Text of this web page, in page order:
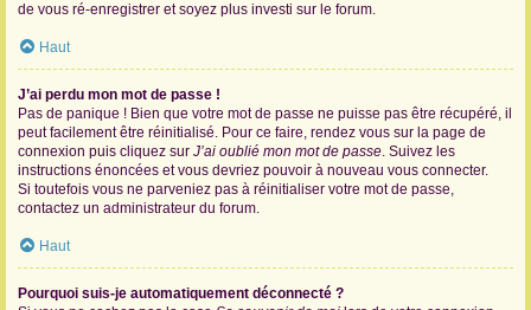
de vous ré-enregistrer et soyez plus investi sur le forum.
Haut
J’ai perdu mon mot de passe !
Pas de panique ! Bien que votre mot de passe ne puisse pas être récupéré, il
peut facilement être réinitialisé. Pour ce faire, rendez vous sur la page de
connexion puis cliquez sur J’ai oublié mon mot de passe. Suivez les
instructions énoncées et vous devriez pouvoir à nouveau vous connecter.
Si toutefois vous ne parveniez pas à réinitialiser votre mot de passe,
contactez un administrateur du forum.
Haut
Pourquoi suis-je automatiquement déconnecté ?